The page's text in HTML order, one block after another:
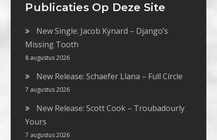
Publicaties Op Deze Site
New Single: Jacob Kynard – Django’s
Missing Tooth
8 augustus 2026
New Release: Schaefer Llana – Full Circle
7 augustus 2026
New Release: Scott Cook – Troubadourly
Yours
7 augustus 2026